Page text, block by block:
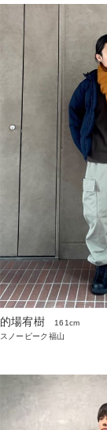
的場宥樹
161cm
スノーピーク福山